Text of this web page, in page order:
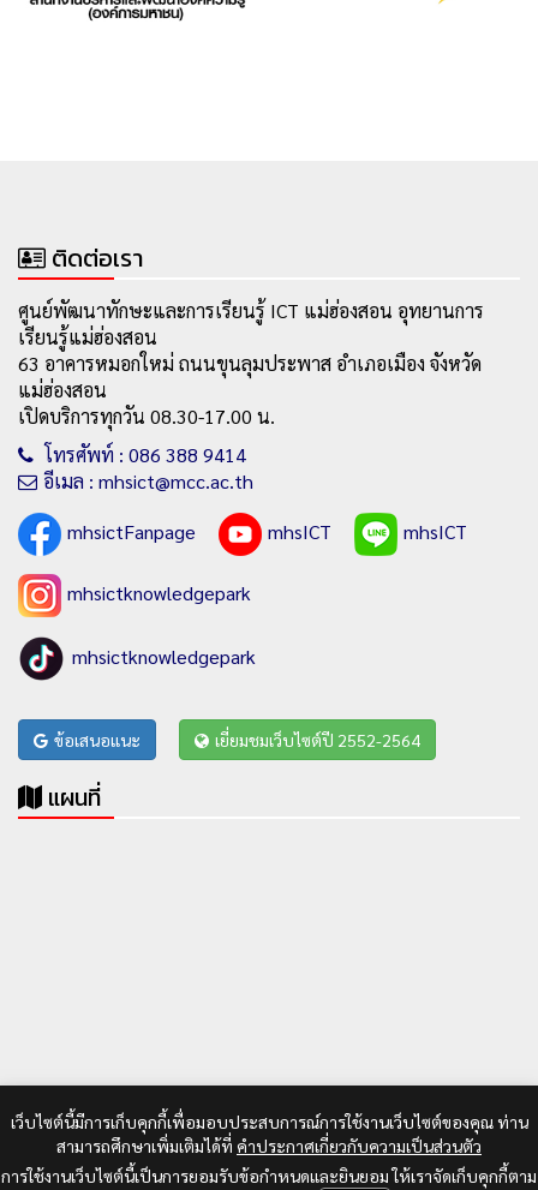
ติดต่อเรา
ศูนย์พัฒนาทักษะและการเรียนรู้ ICT แม่ฮ่องสอน อุทยานการ
เรียนรู้แม่ฮ่องสอน
63 อาคารหมอกใหม่ ถนนขุนลุมประพาส อำเภอเมือง จังหวัด
แม่ฮ่องสอน
เปิดบริการทุกวัน 08.30-17.00 น.
โทรศัพท์ : 086 388 9414
อีเมล : mhsict@mcc.ac.th
mhsictFanpage
mhsICT mhsICT
mhsictknowledgepark
mhsictknowledgepark
ข้อเสนอแนะ เยี่ยมชมเว็บไซต์ปี 2552-2564
แผนที่
เว็บไซต์นี้มีการเก็บคุกกี้เพื่อมอบประสบการณ์การใช้งานเว็บไซต์ของคุณ ท่าน
สามารถศึกษาเพิ่มเติมได้ที่ คำประกาศเกี่ยวกับความเป็นส่วนตัว
การใช้งานเว็บไซต์นี้เป็นการยอมรับข้อกำหนดและยินยอม ให้เราจัดเก็บคุกกี้ตาม